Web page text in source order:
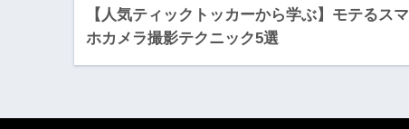
【人気ティックトッカーから学ぶ】モテるスマ
ホカメラ撮影テクニック5選